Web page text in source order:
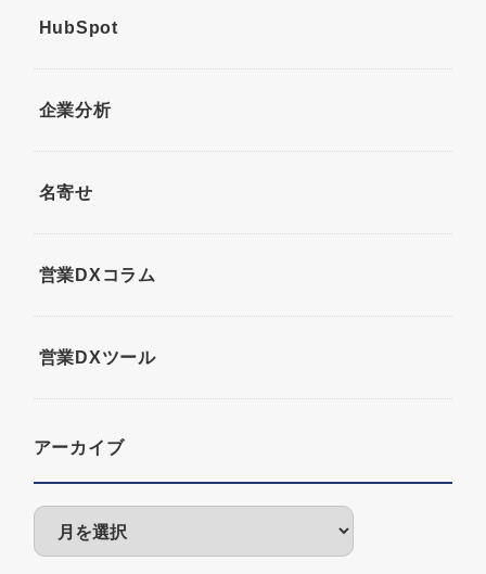
HubSpot
企業分析
名寄せ
営業DXコラム
営業DXツール
アーカイブ